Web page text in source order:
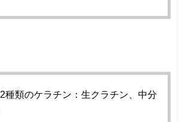
2種類のケラチン：生クラチン、中分